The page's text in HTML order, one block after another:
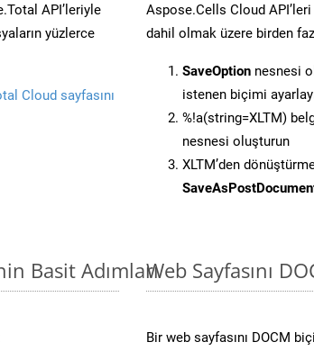
API’leriyle
yüzlerce
Cloud sayfasını
Aspose.Cells Cloud API’leri
dahil olmak üzere birden
SaveOption nesnesi
istenen biçimi
%!a(string=XLTM)
nesnesi oluşturun
XLTM’den
Basit AdımlarıWeb Sayfasını
Bir web sayfasını DOCM